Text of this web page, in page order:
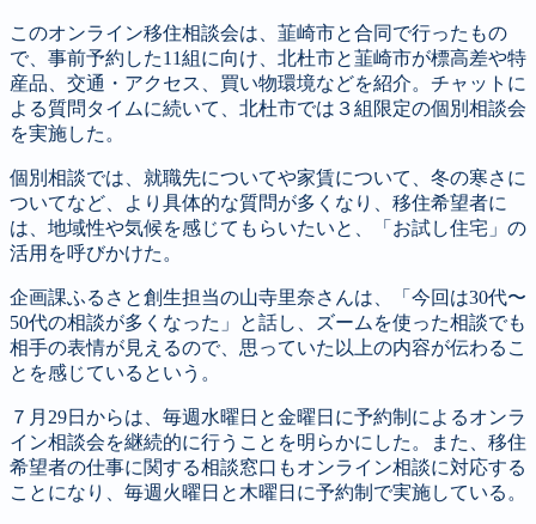
新聞
定期購読のご案内
第４回 八ヶ岳高原文学賞
このオンライン移住相談会は、韮崎市と合同で行ったもの
で、事前予約した11組に向け、北杜市と韮崎市が標高差や特
産品、交通・アクセス、買い物環境などを紹介。チャットに
よる質問タイムに続いて、北杜市では３組限定の個別相談会
を実施した。
個別相談では、就職先についてや家賃について、冬の寒さに
ついてなど、より具体的な質問が多くなり、移住希望者に
は、地域性や気候を感じてもらいたいと、「お試し住宅」の
活用を呼びかけた。
企画課ふるさと創生担当の山寺里奈さんは、「今回は30代〜
50代の相談が多くなった」と話し、ズームを使った相談でも
相手の表情が見えるので、思っていた以上の内容が伝わるこ
とを感じているという。
７月29日からは、毎週水曜日と金曜日に予約制によるオンラ
イン相談会を継続的に行うことを明らかにした。また、移住
希望者の仕事に関する相談窓口もオンライン相談に対応する
ことになり、毎週火曜日と木曜日に予約制で実施している。